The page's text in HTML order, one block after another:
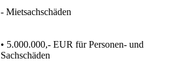
- Mietsachschäden
• 5.000.000,- EUR für Personen- und
Sachschäden